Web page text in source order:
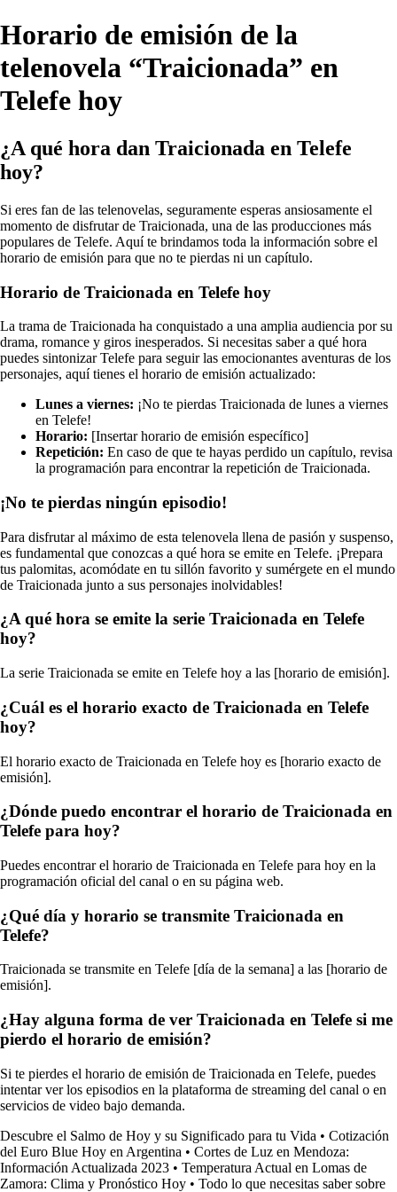
Horario de emisión de la
telenovela “Traicionada” en
Telefe hoy
¿A qué hora dan Traicionada en Telefe
hoy?
Si eres fan de las telenovelas, seguramente esperas ansiosamente el
momento de disfrutar de Traicionada, una de las producciones más
populares de Telefe. Aquí te brindamos toda la información sobre el
horario de emisión para que no te pierdas ni un capítulo.
Horario de Traicionada en Telefe hoy
La trama de Traicionada ha conquistado a una amplia audiencia por su
drama, romance y giros inesperados. Si necesitas saber a qué hora
puedes sintonizar Telefe para seguir las emocionantes aventuras de los
personajes, aquí tienes el horario de emisión actualizado:
Lunes a viernes: ¡No te pierdas Traicionada de lunes a viernes
en Telefe!
Horario: [Insertar horario de emisión específico]
Repetición: En caso de que te hayas perdido un capítulo, revisa
la programación para encontrar la repetición de Traicionada.
¡No te pierdas ningún episodio!
Para disfrutar al máximo de esta telenovela llena de pasión y suspenso,
es fundamental que conozcas a qué hora se emite en Telefe. ¡Prepara
tus palomitas, acomódate en tu sillón favorito y sumérgete en el mundo
de Traicionada junto a sus personajes inolvidables!
¿A qué hora se emite la serie Traicionada en Telefe
hoy?
La serie Traicionada se emite en Telefe hoy a las [horario de emisión].
¿Cuál es el horario exacto de Traicionada en Telefe
hoy?
El horario exacto de Traicionada en Telefe hoy es [horario exacto de
emisión].
¿Dónde puedo encontrar el horario de Traicionada en
Telefe para hoy?
Puedes encontrar el horario de Traicionada en Telefe para hoy en la
programación oficial del canal o en su página web.
¿Qué día y horario se transmite Traicionada en
Telefe?
Traicionada se transmite en Telefe [día de la semana] a las [horario de
emisión].
¿Hay alguna forma de ver Traicionada en Telefe si me
pierdo el horario de emisión?
Si te pierdes el horario de emisión de Traicionada en Telefe, puedes
intentar ver los episodios en la plataforma de streaming del canal o en
servicios de video bajo demanda.
Descubre el Salmo de Hoy y su Significado para tu Vida • Cotización
del Euro Blue Hoy en Argentina • Cortes de Luz en Mendoza:
Información Actualizada 2023 • Temperatura Actual en Lomas de
Zamora: Clima y Pronóstico Hoy • Todo lo que necesitas saber sobre